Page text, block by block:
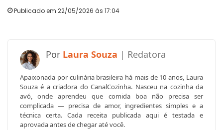
Publicado em 22/05/2026 às 17:04
Laura Souza
Apaixonada por culinária brasileira há mais de 10 anos, Laura
Souza é a criadora do CanalCozinha. Nasceu na cozinha da
avó, onde aprendeu que comida boa não precisa ser
complicada — precisa de amor, ingredientes simples e a
técnica certa. Cada receita publicada aqui é testada e
aprovada antes de chegar até você.